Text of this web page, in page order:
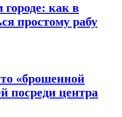
как в
простому рабу
«брошенной
посреди центра